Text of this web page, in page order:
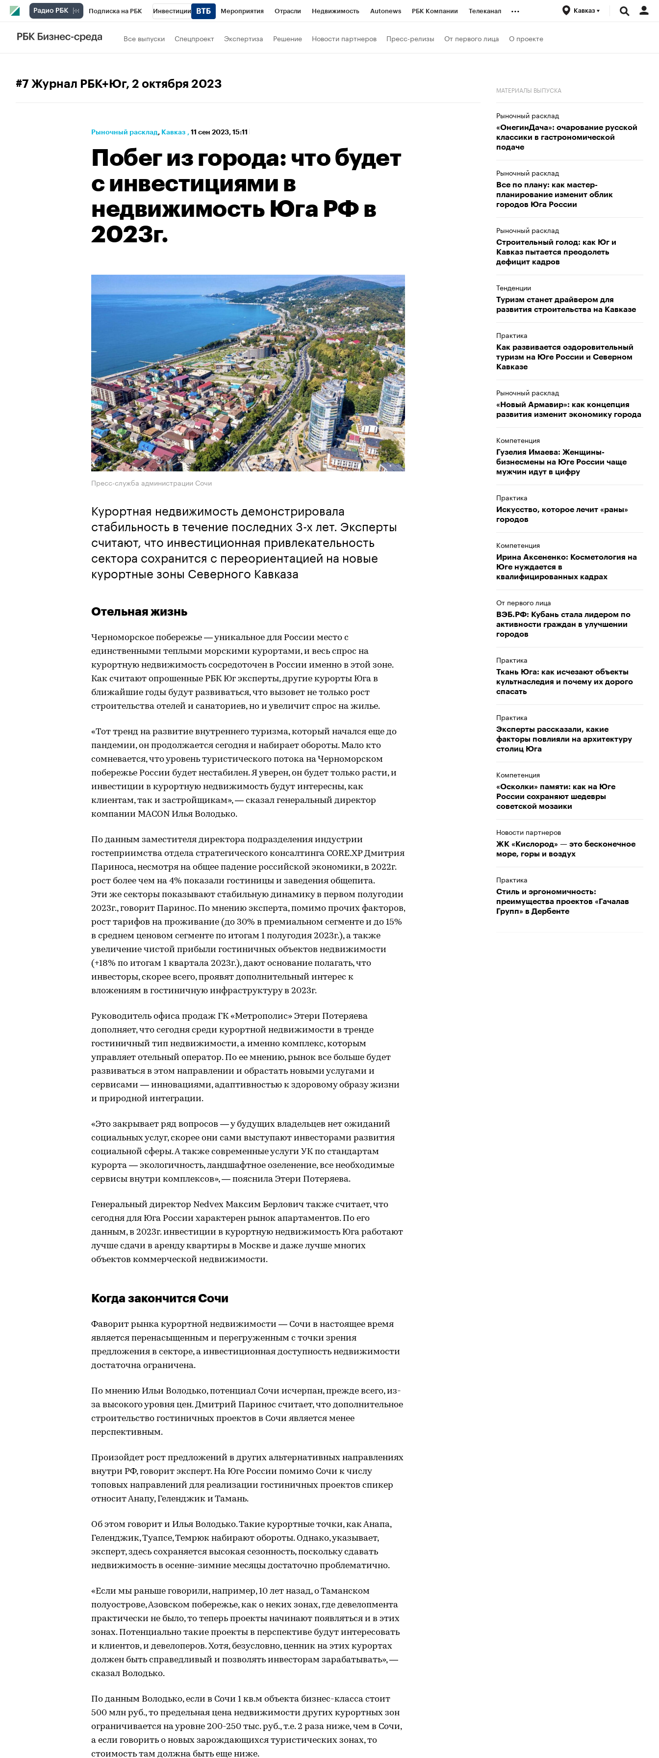
Подписка на РБК Инвестиции Мероприятия Отрасли Недвижимость Autonews РБК Компании Телеканал
РБК Вино
Франшизы
... Кавказ
Все выпуски Спецпроект Экспертиза Решение Новости партнеров Пресс-релизы От первого лица О проекте
#7 Журнал РБК+Юг, 2 октября 2023
Рыночный расклад⁠, Кавказ , 11 сен 2023, 15:11
Побег из города: что будет
с инвестициями в
недвижимость Юга РФ в
2023г.
Пресс-служба администрации Сочи
Курортная недвижимость демонстрировала
стабильность в течение последних 3-х лет. Эксперты
считают, что инвестиционная привлекательность
сектора сохранится с переориентацией на новые
курортные зоны Северного Кавказа
Отельная жизнь
Черноморское побережье — уникальное для России место с
единственными теплыми морскими курортами, и весь спрос на
курортную недвижимость сосредоточен в России именно в этой зоне.
Как считают опрошенные РБК Юг эксперты, другие курорты Юга в
ближайшие годы будут развиваться, что вызовет не только рост
строительства отелей и санаториев, но и увеличит спрос на жилье.
«Тот тренд на развитие внутреннего туризма, который начался еще до
пандемии, он продолжается сегодня и набирает обороты. Мало кто
сомневается, что уровень туристического потока на Черноморском
побережье России будет нестабилен. Я уверен, он будет только расти, и
инвестиции в курортную недвижимость будут интересны, как
клиентам, так и застройщикам», — сказал генеральный директор
компании MACON Илья Володько.
По данным заместителя директора подразделения индустрии
гостеприимства отдела стратегического консалтинга CORE.XP Дмитрия
Париноса, несмотря на общее падение российской экономики, в 2022г.
рост более чем на 4% показали гостиницы и заведения общепита.
Эти же секторы показывают стабильную динамику в первом полугодии
2023г., говорит Паринос. По мнению эксперта, помимо прочих факторов,
рост тарифов на проживание (до 30% в премиальном сегменте и до 15%
в среднем ценовом сегменте по итогам 1 полугодия 2023г.), а также
увеличение чистой прибыли гостиничных объектов недвижимости
(+18% по итогам 1 квартала 2023г.), дают основание полагать, что
инвесторы, скорее всего, проявят дополнительный интерес к
вложениям в гостиничную инфраструктуру в 2023г.
Руководитель офиса продаж ГК «Метрополис» Этери Потеряева
дополняет, что сегодня среди курортной недвижимости в тренде
гостиничный тип недвижимости, а именно комплекс, которым
управляет отельный оператор. По ее мнению, рынок все больше будет
развиваться в этом направлении и обрастать новыми услугами и
сервисами — инновациями, адаптивностью к здоровому образу жизни
и природной интеграции.
«Это закрывает ряд вопросов — у будущих владельцев нет ожиданий
социальных услуг, скорее они сами выступают инвесторами развития
социальной сферы. А также современные услуги УК по стандартам
курорта — экологичность, ландшафтное озеленение, все необходимые
сервисы внутри комплексов», — пояснила Этери Потеряева.
Генеральный директор Nedvex Максим Берлович также считает, что
сегодня для Юга России характерен рынок апартаментов. По его
данным, в 2023г. инвестиции в курортную недвижимость Юга работают
лучше сдачи в аренду квартиры в Москве и даже лучше многих
объектов коммерческой недвижимости.
Когда закончится Сочи
Фаворит рынка курортной недвижимости — Сочи в настоящее время
является перенасыщенным и перегруженным с точки зрения
предложения в секторе, а инвестиционная доступность недвижимости
достаточна ограничена.
По мнению Ильи Володько, потенциал Сочи исчерпан, прежде всего, из-
за высокого уровня цен. Дмитрий Паринос считает, что дополнительное
строительство гостиничных проектов в Сочи является менее
перспективным.
Произойдет рост предложений в других альтернативных направлениях
внутри РФ, говорит эксперт. На Юге России помимо Сочи к числу
топовых направлений для реализации гостиничных проектов спикер
относит Анапу, Геленджик и Тамань.
Об этом говорит и Илья Володько. Такие курортные точки, как Анапа,
Геленджик, Туапсе, Темрюк набирают обороты. Однако, указывает,
эксперт, здесь сохраняется высокая сезонность, поскольку сдавать
недвижимость в осенне-зимние месяцы достаточно проблематично.
«Если мы раньше говорили, например, 10 лет назад, о Таманском
полуострове, Азовском побережье, как о неких зонах, где девелопмента
практически не было, то теперь проекты начинают появляться и в этих
зонах. Потенциально такие проекты в перспективе будут интересовать
и клиентов, и девелоперов. Хотя, безусловно, ценник на этих курортах
должен быть справедливый и позволять инвесторам зарабатывать», —
сказал Володько.
По данным Володько, если в Сочи 1 кв.м объекта бизнес-класса стоит
500 млн руб., то предельная цена недвижимости других курортных зон
ограничивается на уровне 200-250 тыс. руб., т.е. 2 раза ниже, чем в Сочи,
а если говорить о новых зарождающихся туристических зонах, то
стоимость там должна быть еще ниже.
МАТЕРИАЛЫ ВЫПУСКА
Рыночный расклад
«ОнегинДача»: очарование русской
классики в гастрономической
подаче
Рыночный расклад
Все по плану: как мастер-
планирование изменит облик
городов Юга России
Рыночный расклад
Строительный голод: как Юг и
Кавказ пытается преодолеть
дефицит кадров
Тенденции
Туризм станет драйвером для
развития строительства на Кавказе
Практика
Как развивается оздоровительный
туризм на Юге России и Северном
Кавказе
Рыночный расклад
«Новый Армавир»: как концепция
развития изменит экономику города
Компетенция
Гузелия Имаева: Женщины-
бизнесмены на Юге России чаще
мужчин идут в цифру
Практика
Искусство, которое лечит «раны»
городов
Компетенция
Ирина Аксененко: Косметология на
Юге нуждается в
квалифицированных кадрах
От первого лица
ВЭБ.РФ: Кубань стала лидером по
активности граждан в улучшении
городов
Практика
Ткань Юга: как исчезают объекты
культнаследия и почему их дорого
спасать
Практика
Эксперты рассказали, какие
факторы повлияли на архитектуру
столиц Юга
Компетенция
«Осколки» памяти: как на Юге
России сохраняют шедевры
советской мозаики
Новости партнеров
ЖК «Кислород» — это бесконечное
море, горы и воздух
Практика
Стиль и эргономичность:
преимущества проектов «Гачалав
Групп» в Дербенте